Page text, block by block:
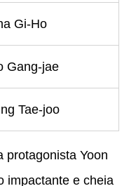
Gi-Ho
Gang-jae
Tae-joo
protagonista Yoon
impactante e cheia